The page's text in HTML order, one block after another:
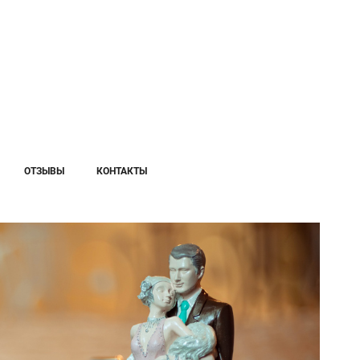
ОТЗЫВЫ КОНТАКТЫ